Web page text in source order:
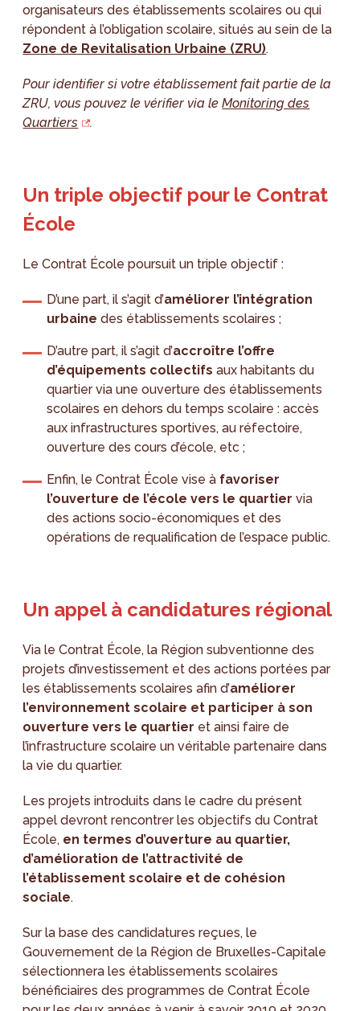
organisateurs des établissements scolaires ou qui
répondent à l’obligation scolaire, situés au sein de la
Zone de Revitalisation Urbaine (ZRU).
Pour identifier si votre établissement fait partie de la
ZRU, vous pouvez le vérifier via leMonitoring des
Quartiers
.
Un triple objectif pour le Contrat
École
Le Contrat École poursuit un triple objectif :
D’une part, il s’agit d’améliorer l’intégration
urbaine des établissements scolaires ;
D’autre part, il s’agit d’accroître l’offre
d’équipements collectifs aux habitants du
quartier via une ouverture des établissements
scolaires en dehors du temps scolaire : accès
aux infrastructures sportives, au réfectoire,
ouverture des cours d’école, etc ;
Enfin, le Contrat École vise à favoriser
l’ouverture de l’école vers le quartier via
des actions socio-économiques et des
opérations de requalification de l’espace public.
Un appel à candidatures régional
Via le Contrat École, la Région subventionne des
projets d’investissement et des actions portées par
les établissements scolaires afin d’améliorer
l’environnement scolaire et participer à son
ouverture vers le quartier et ainsi faire de
l’infrastructure scolaire un véritable partenaire dans
la vie du quartier.
Les projets introduits dans le cadre du présent
appel devront rencontrer les objectifs du Contrat
École, en termes d’ouverture au quartier,
d’amélioration de l’attractivité de
l’établissement scolaire et de cohésion
sociale.
Sur la base des candidatures reçues, le
Gouvernement de la Région de Bruxelles-Capitale
sélectionnera les établissements scolaires
bénéficiaires des programmes de Contrat École